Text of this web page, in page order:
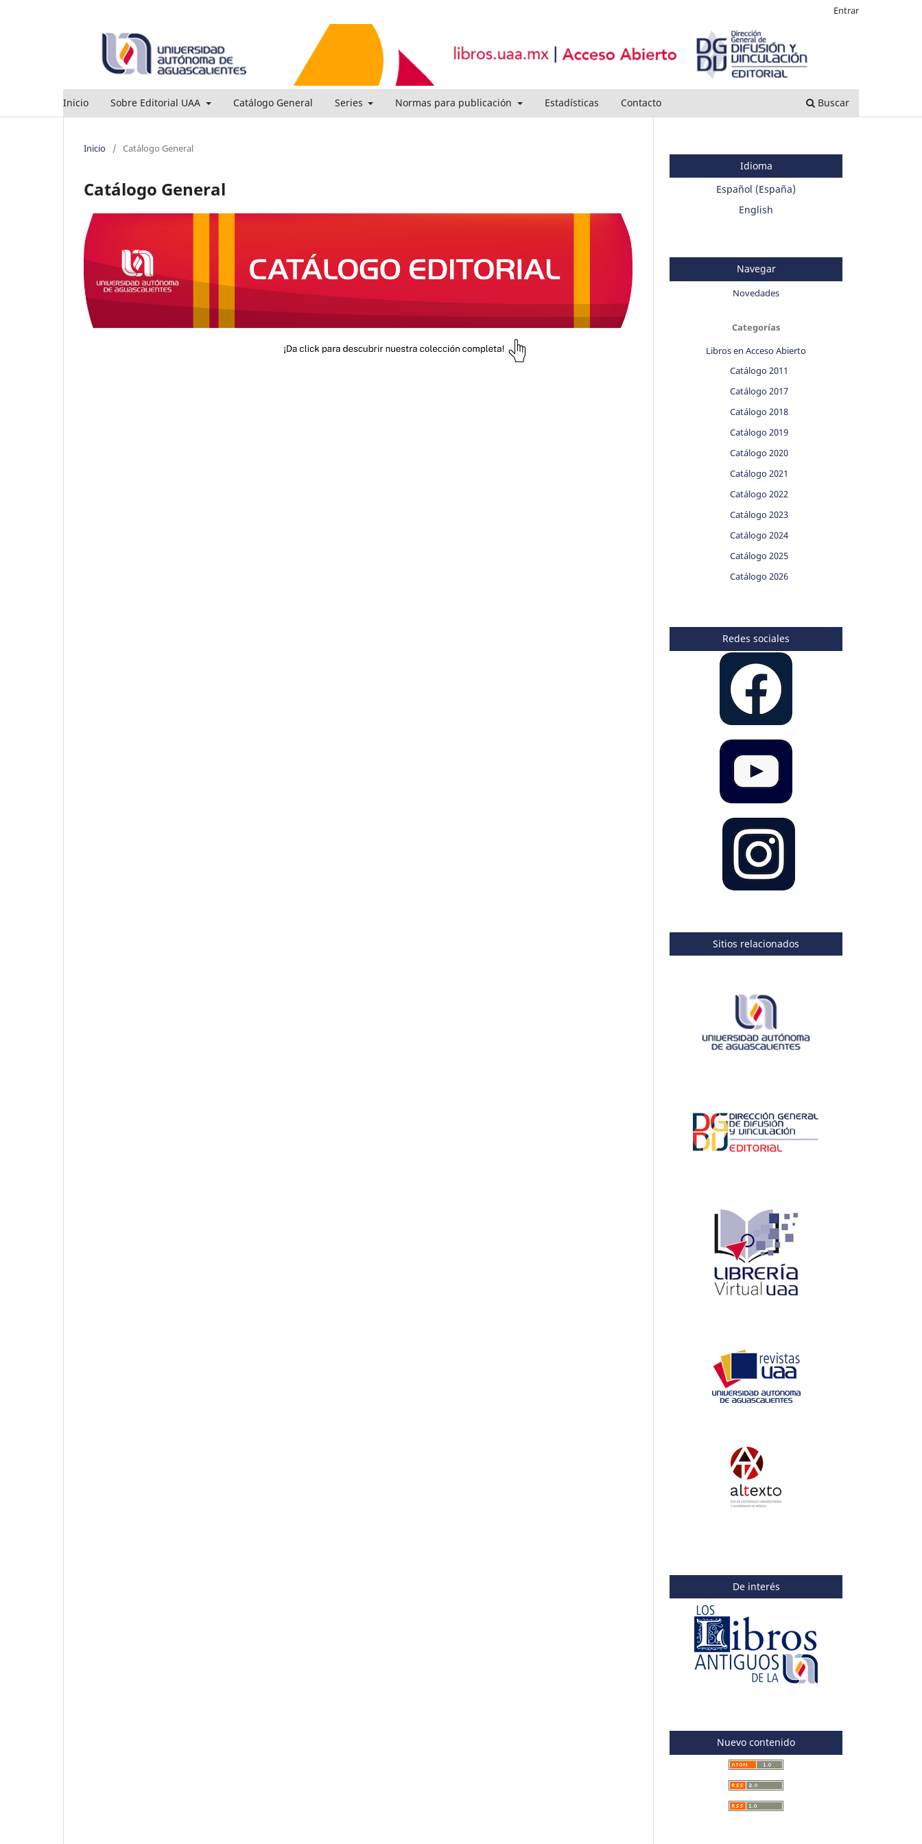
Inicio Sobre Editorial UAA Catálogo General Series Normas para publicación Estadísticas Contacto Buscar
Entrar
Inicio / Catálogo General
Catálogo General
Idioma
Español (España)
English
Navegar
Novedades
Categorías
Libros en Acceso Abierto
Catálogo 2011
Catálogo 2017
Catálogo 2018
Catálogo 2019
Catálogo 2020
Catálogo 2021
Catálogo 2022
Catálogo 2023
Catálogo 2024
Catálogo 2025
Catálogo 2026
Redes sociales
Sitios relacionados
De interés
Nuevo contenido